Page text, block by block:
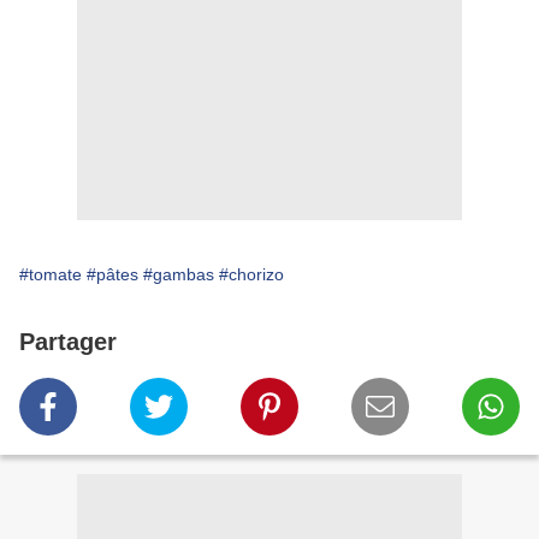
#tomate #pâtes #gambas #chorizo
Partager